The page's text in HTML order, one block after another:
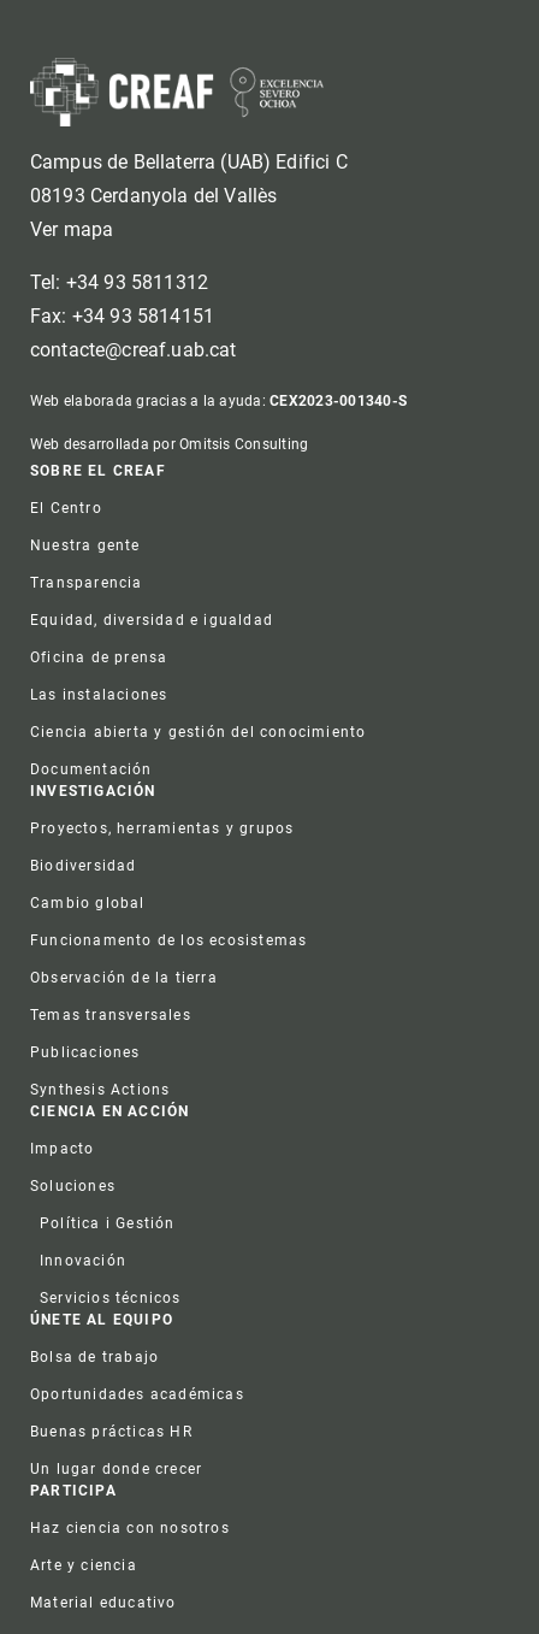
Campus de Bellaterra (UAB) Edifici C
08193 Cerdanyola del Vallès
Ver mapa
Tel: +34 93 5811312
Fax: +34 93 5814151
contacte@creaf.uab.cat
Web elaborada gracias a la ayuda:CEX2023-001340-S
Web desarrollada por Omitsis Consulting
Footer
SOBRE EL CREAF
El Centro
Nuestra gente
Transparencia
Equidad, diversidad e igualdad
Oficina de prensa
Las instalaciones
Ciencia abierta y gestión del conocimiento
Documentación
INVESTIGACIÓN
Proyectos, herramientas y grupos
Biodiversidad
Cambio global
Funcionamento de los ecosistemas
Observación de la tierra
Temas transversales
Publicaciones
Synthesis Actions
CIENCIA EN ACCIÓN
Impacto
Soluciones
Política i Gestión
Innovación
Servicios técnicos
ÚNETE AL EQUIPO
Bolsa de trabajo
Oportunidades académicas
Buenas prácticas HR
Un lugar donde crecer
PARTICIPA
Haz ciencia con nosotros
Arte y ciencia
Material educativo